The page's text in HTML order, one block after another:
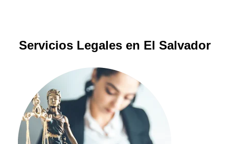
Servicios Legales en El Salvador